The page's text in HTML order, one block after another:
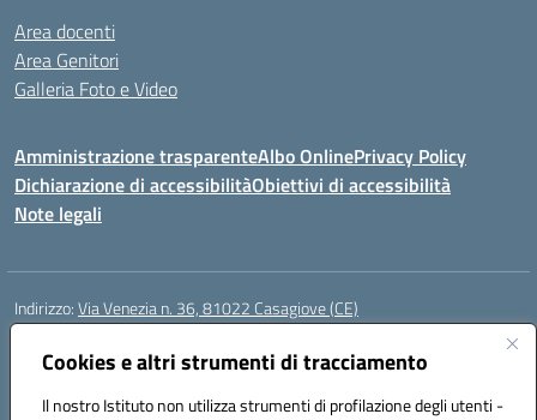
Cookies e altri strumenti di tracciamento
Il nostro Istituto non utilizza strumenti di profilazione degli utenti -
Area docenti
Area Genitori
Galleria Foto e Video
Amministrazione trasparenteAlbo OnlinePrivacy Policy
Dichiarazione di accessibilitàObiettivi di accessibilità
Note legali
Indirizzo:Via Venezia n. 36, 81022 Casagiove (CE)
Centralino:
Posta elettronica certificata (PEC):ceic893002@pec.istruzione.it
Codice fiscale: 93085870611